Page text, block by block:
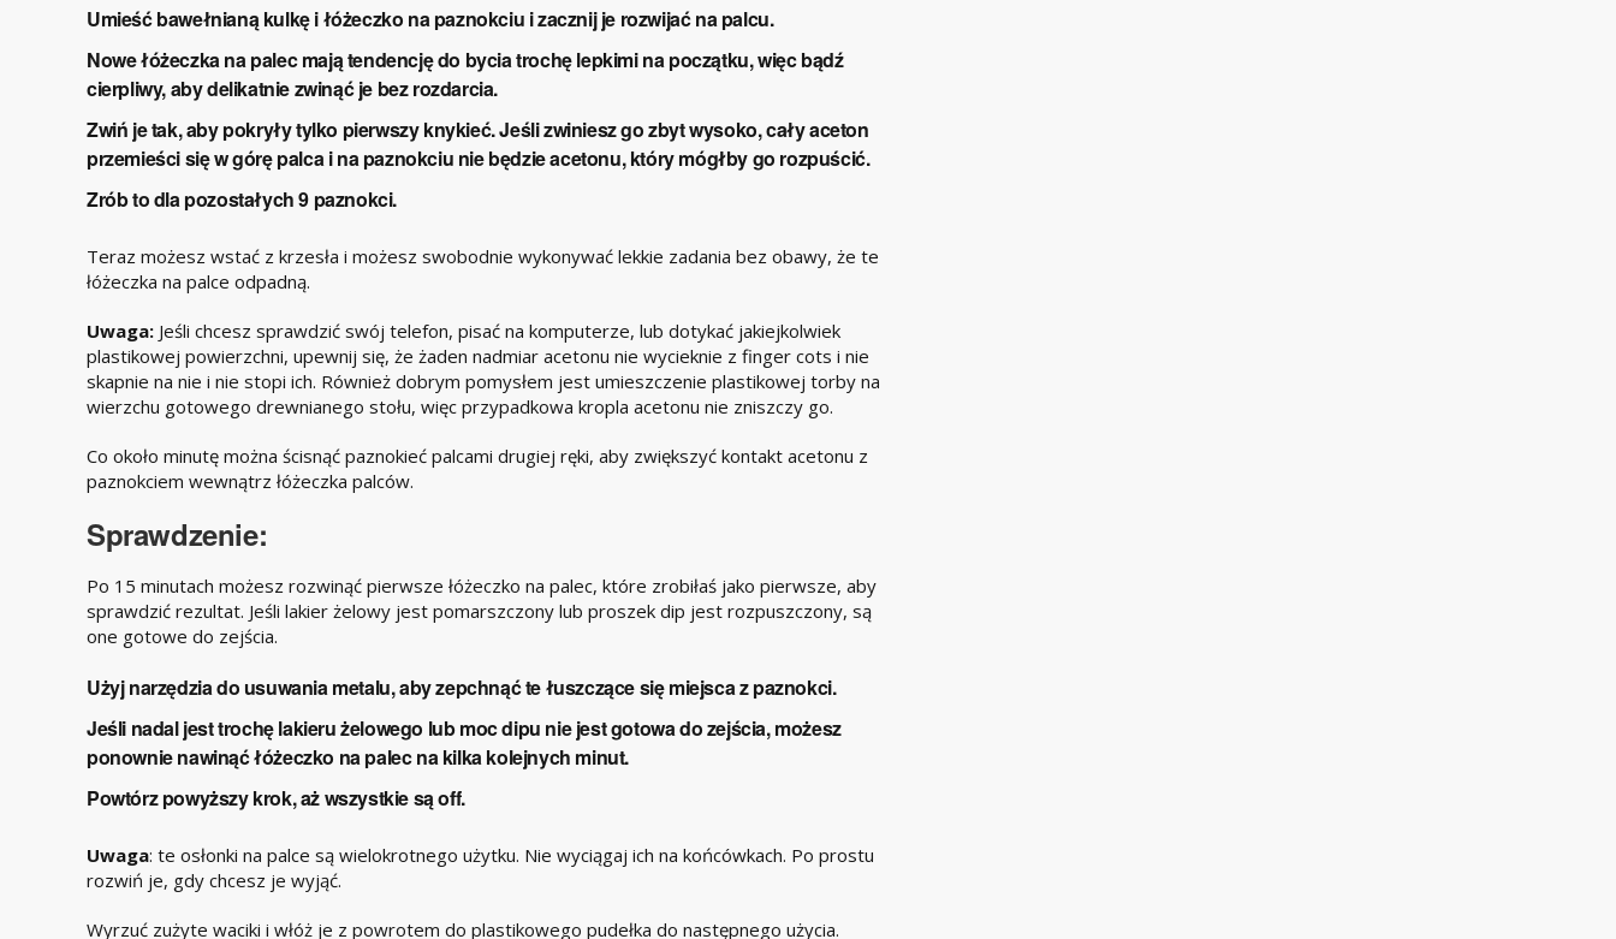
Umieść bawełnianą kulkę i łóżeczko na paznokciu i zacznij je rozwijać na palcu.
Nowe łóżeczka na palec mają tendencję do bycia trochę lepkimi na początku, więc bądź
cierpliwy, aby delikatnie zwinąć je bez rozdarcia.
Zwiń je tak, aby pokryły tylko pierwszy knykieć. Jeśli zwiniesz go zbyt wysoko, cały aceton
przemieści się w górę palca i na paznokciu nie będzie acetonu, który mógłby go rozpuścić.
Zrób to dla pozostałych 9 paznokci.
Teraz możesz wstać z krzesła i możesz swobodnie wykonywać lekkie zadania bez obawy, że te
łóżeczka na palce odpadną.
Uwaga: Jeśli chcesz sprawdzić swój telefon, pisać na komputerze, lub dotykać jakiejkolwiek
plastikowej powierzchni, upewnij się, że żaden nadmiar acetonu nie wycieknie z finger cots i nie
skapnie na nie i nie stopi ich. Również dobrym pomysłem jest umieszczenie plastikowej torby na
wierzchu gotowego drewnianego stołu, więc przypadkowa kropla acetonu nie zniszczy go.
Co około minutę można ścisnąć paznokieć palcami drugiej ręki, aby zwiększyć kontakt acetonu z
paznokciem wewnątrz łóżeczka palców.
Sprawdzenie:
Po 15 minutach możesz rozwinąć pierwsze łóżeczko na palec, które zrobiłaś jako pierwsze, aby
sprawdzić rezultat. Jeśli lakier żelowy jest pomarszczony lub proszek dip jest rozpuszczony, są
one gotowe do zejścia.
Użyj narzędzia do usuwania metalu, aby zepchnąć te łuszczące się miejsca z paznokci.
Jeśli nadal jest trochę lakieru żelowego lub moc dipu nie jest gotowa do zejścia, możesz
ponownie nawinąć łóżeczko na palec na kilka kolejnych minut.
Powtórz powyższy krok, aż wszystkie są off.
Uwaga: te osłonki na palce są wielokrotnego użytku. Nie wyciągaj ich na końcówkach. Po prostu
rozwiń je, gdy chcesz je wyjąć.
Wyrzuć zużyte waciki i włóż je z powrotem do plastikowego pudełka do następnego użycia.